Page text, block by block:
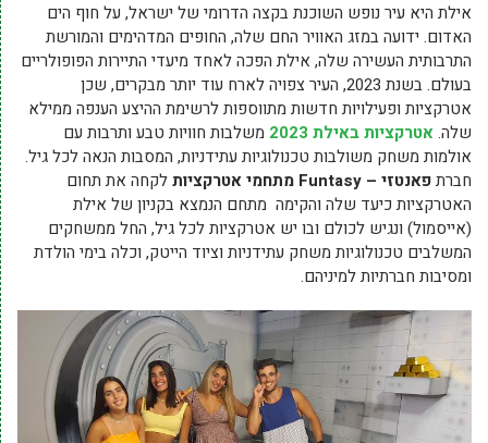
אילת היא עיר נופש השוכנת בקצה הדרומי של ישראל, על חוף הים
האדום. ידועה במזג האוויר החם שלה, החופים המדהימים והמורשת
התרבותית העשירה שלה, אילת הפכה לאחד מיעדי התיירות הפופולריים
בעולם. בשנת 2023, העיר צפויה לארח עוד יותר מבקרים, שכן
אטרקציות ופעילויות חדשות מתווספות לרשימת ההיצע הענפה ממילא
שלה.אטרקציות באילת 2023
משלבות חוויות טבע ותרבות עם
אולמות משחק משולבות טכנולוגיות עתידניות, המסבות הנאה לכל גיל.
חברתפאנטזי – Funtasy מתחמי אטרקציותלקחה את תחום
האטרקציות כיעד שלה והקימה מתחם הנמצא בקניון של אילת
(אייסמול) ונגיש לכולם ובו יש אטרקציות לכל גיל, החל ממשחקים
המשלבים טכנולוגיות משחק עתידניות וציוד הייטק, וכלה בימי הולדת
ומסיבות חברתיות למיניהם.